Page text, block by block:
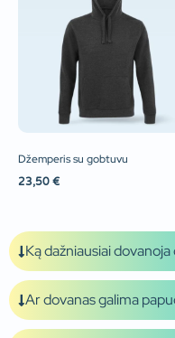
Džemperis su gobtuvu
23,50 €
Ką dažniausiai
Ar dovanas galima